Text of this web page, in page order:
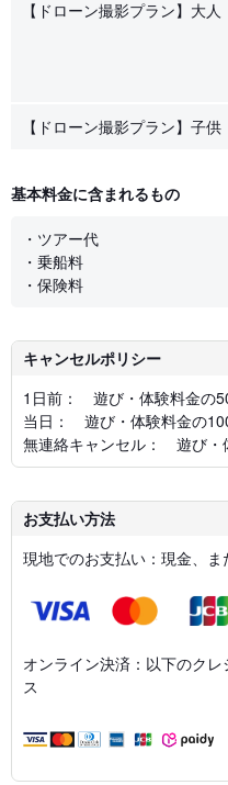
【ドローン撮影プラン】大人
【ドローン撮影プラン】子供
基本料金に含まれるもの
・ツアー代
・乗船料
・保険料
キャンセルポリシー
1日前： 遊び・体験料金の
当日： 遊び・体験料金の
無連絡キャンセル： 遊び・
お支払い方法
現地でのお支払い：現金、
オンライン決済：以下のク
ス